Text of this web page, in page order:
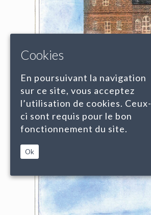
Cookies
En poursuivant la navigation
sur ce site, vous acceptez
l’utilisation de cookies. Ceux-
ci sont requis pour le bon
fonctionnement du site.
Ok